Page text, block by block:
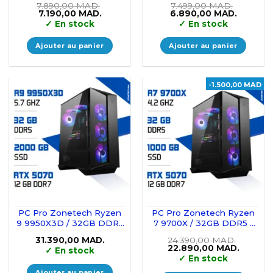
7.890,00MAD.
Le
prix
initial
était :
7.890,00 MAD..
7.190,00 MAD.Le
est :
7.190,00 MAD..
✓ En stock
Ajouter au panier
7.499,00MAD.
Le
prix
initial
était :
7.499,00 MAD..
6.890,00 MAD.Le
est :
✓ En stock
Ajouter au panier
PC Pro Zonetech Ryzen
9 9950X3D / 32GB DDR5
12GB
31.390,00 MAD.
✓ En stock
-1.500,00 MAD
PC Pro Zonetech Ryzen
7 9700X / 32GB DDR5 /
24.390,00MAD.
Le
initial
22.890,00 MAD.Le
✓ En stock